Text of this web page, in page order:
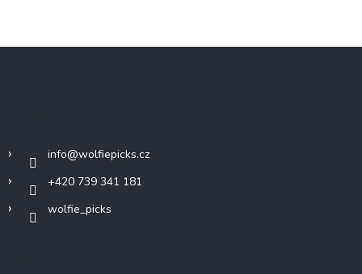
info@wolfiepicks.cz
+420 739 341 181
wolfie_picks